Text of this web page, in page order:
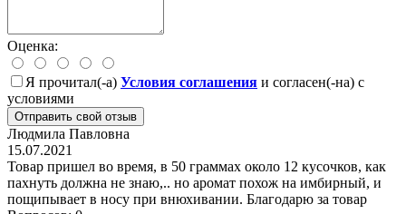
Оценка:
Я прочитал(-а) Условия соглашения и согласен(-на) с
условиями
Отправить свой отзыв
Людмила Павловна
15.07.2021
Товар пришел во время, в 50 граммах около 12 кусочков, как
пахнуть должна не знаю,.. но аромат похож на имбирный, и
пощипывает в носу при внюхивании. Благодарю за товар